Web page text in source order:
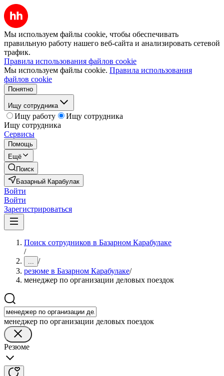
Мы используем файлы cookie, чтобы обеспечивать
правильную работу нашего веб-сайта и анализировать сетевой
трафик.
Правила использования файлов cookie
Мы используем файлы cookie. Правила использования
файлов cookie
Понятно
Ищу сотрудника
Ищу работу
Ищу сотрудника
Ищу сотрудника
Сервисы
Помощь
Ещё
Поиск
Базарный Карабулак
Войти
Войти
Зарегистрироваться
Поиск сотрудников в Базарном Карабулаке
/
... /
резюме в Базарном Карабулаке/
менеджер по организации деловых поездок
менеджер по организации деловых поездок
Резюме